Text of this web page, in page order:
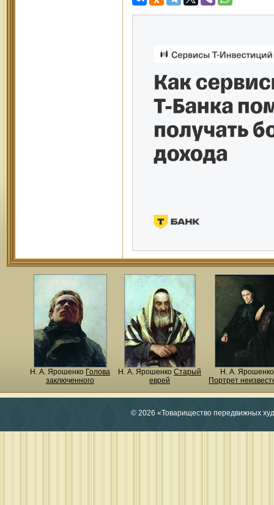
Н. A. Ярошенко Голова
заключенного
Н. A. Ярошенко Старый
еврей
Н. A. Ярошенко
Портрет
© 2026 «Товарищество передвижных